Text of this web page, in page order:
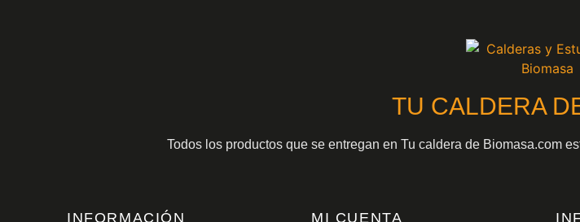
TU CALDERA
Todos los productos que se entregan en Tu caldera de Biomasa.com
INFORMACIÓN MI CUENTA